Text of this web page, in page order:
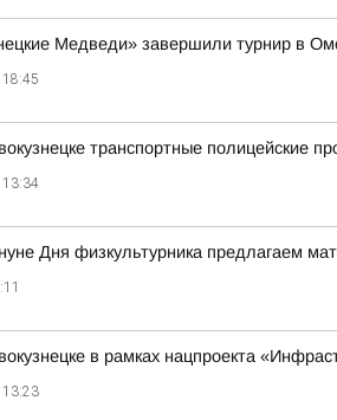
Медведи» завершили турнир в
18:45
транспортные полицейские
13:34
Дня физкультурника предлагаем
в рамках нацпроекта
13:23